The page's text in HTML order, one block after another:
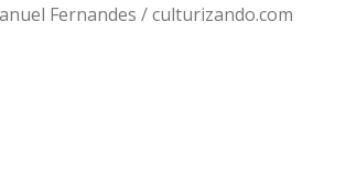
Fernandes / culturizando.com